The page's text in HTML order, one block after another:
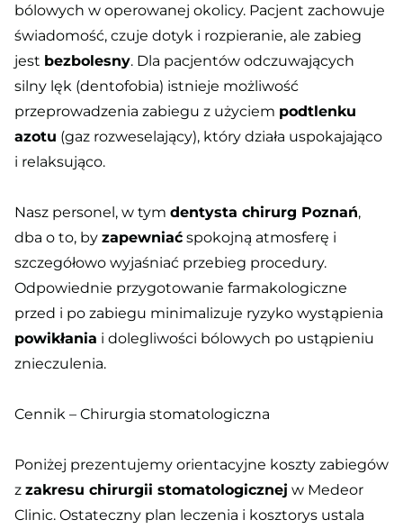
bólowych w operowanej okolicy. Pacjent zachowuje
świadomość, czuje dotyk i rozpieranie, ale zabieg
jest bezbolesny. Dla pacjentów odczuwających
silny lęk (dentofobia) istnieje możliwość
przeprowadzenia zabiegu z użyciem podtlenku
azotu (gaz rozweselający), który działa uspokajająco
i relaksująco.
Nasz personel, w tym dentysta chirurg Poznań,
dba o to, by zapewniać spokojną atmosferę i
szczegółowo wyjaśniać przebieg procedury.
Odpowiednie przygotowanie farmakologiczne
przed i po zabiegu minimalizuje ryzyko wystąpienia
powikłania i dolegliwości bólowych po ustąpieniu
znieczulenia.
Cennik – Chirurgia stomatologiczna
Poniżej prezentujemy orientacyjne koszty zabiegów
z zakresu chirurgii stomatologicznej w Medeor
Clinic. Ostateczny plan leczenia i kosztorys ustala